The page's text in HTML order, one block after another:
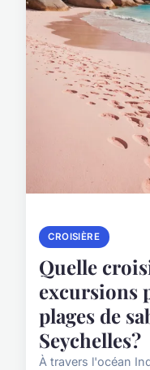
CROISIÈRE
Quelle
excursions
plages de
Seychelles?
À travers l'océan